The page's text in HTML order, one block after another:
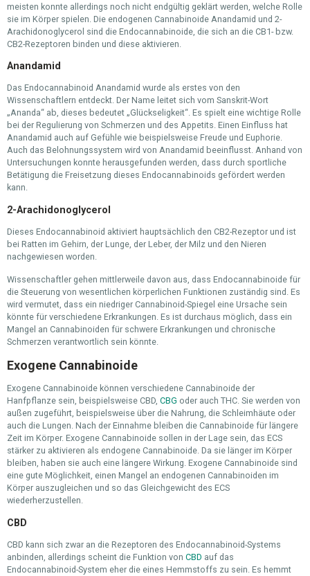
meisten konnte allerdings noch nicht endgültig geklärt werden, welche Rolle
sie im Körper spielen. Die endogenen Cannabinoide Anandamid und 2-
Arachidonoglycerol sind die Endocannabinoide, die sich an die CB1- bzw.
CB2-Rezeptoren binden und diese aktivieren.
Anandamid
Das Endocannabinoid Anandamid wurde als erstes von den
Wissenschaftlern entdeckt. Der Name leitet sich vom Sanskrit-Wort
„Ananda“ ab, dieses bedeutet „Glückseligkeit“. Es spielt eine wichtige Rolle
bei der Regulierung von Schmerzen und des Appetits. Einen Einfluss hat
Anandamid auch auf Gefühle wie beispielsweise Freude und Euphorie.
Auch das Belohnungssystem wird von Anandamid beeinflusst. Anhand von
Untersuchungen konnte herausgefunden werden, dass durch sportliche
Betätigung die Freisetzung dieses Endocannabinoids gefördert werden
kann.
2-Arachidonoglycerol
Dieses Endocannabinoid aktiviert hauptsächlich den CB2-Rezeptor und ist
bei Ratten im Gehirn, der Lunge, der Leber, der Milz und den Nieren
nachgewiesen worden.
Wissenschaftler gehen mittlerweile davon aus, dass Endocannabinoide für
die Steuerung von wesentlichen körperlichen Funktionen zuständig sind. Es
wird vermutet, dass ein niedriger Cannabinoid-Spiegel eine Ursache sein
könnte für verschiedene Erkrankungen. Es ist durchaus möglich, dass ein
Mangel an Cannabinoiden für schwere Erkrankungen und chronische
Schmerzen verantwortlich sein könnte.
Exogene Cannabinoide
Exogene Cannabinoide können verschiedene Cannabinoide der
Hanfpflanze sein, beispielsweise CBD, CBG oder auch THC. Sie werden von
außen zugeführt, beispielsweise über die Nahrung, die Schleimhäute oder
auch die Lungen. Nach der Einnahme bleiben die Cannabinoide für längere
Zeit im Körper. Exogene Cannabinoide sollen in der Lage sein, das ECS
stärker zu aktivieren als endogene Cannabinoide. Da sie länger im Körper
bleiben, haben sie auch eine längere Wirkung. Exogene Cannabinoide sind
eine gute Möglichkeit, einen Mangel an endogenen Cannabinoiden im
Körper auszugleichen und so das Gleichgewicht des ECS
wiederherzustellen.
CBD
CBD kann sich zwar an die Rezeptoren des Endocannabinoid-Systems
anbinden, allerdings scheint die Funktion von CBD auf das
Endocannabinoid-System eher die eines Hemmstoffs zu sein. Es hemmt